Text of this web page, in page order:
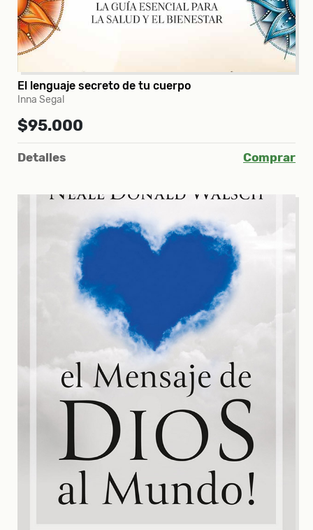
El lenguaje secreto de tu cuerpo
Inna Segal
$95.000
Detalles Comprar